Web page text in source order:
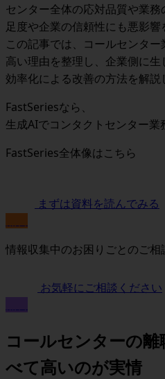
センター全体の応対品質や業
足度や企業の信頼性にも悪影響
この記事では、コールセンタ
高い理由を整理し、企業側に
効率化による改善の方法を解説
FastSeriesなら、
生成AIでコンタクトセンター業
FastSeries全体像はこちら
まずは資料を読んでみる
情報収集中のお困りごとのご相
お気軽にご相談ください
コールセンターの
べて高いのが実情